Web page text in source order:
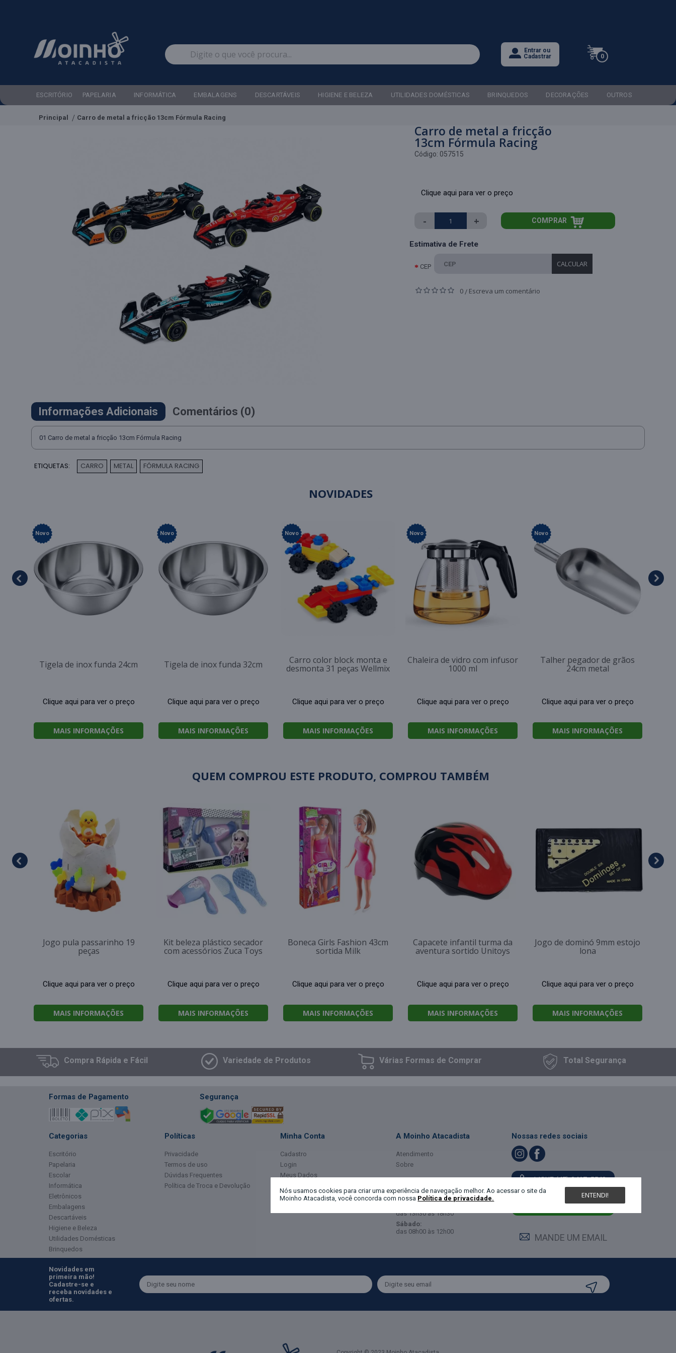
Entrar ou
Cadastrar
0
ESCRITÓRIO PAPELARIA INFORMÁTICA EMBALAGENS DESCARTÁVEIS HIGIENE E BELEZA UTILIDADES DOMÉSTICAS BRINQUEDOS DECORAÇÕES OUTROS
Principal Carro de metal a fricção 13cm Fórmula Racing
Carro de metal a fricção
13cm Fórmula Racing
Código: 057515
Clique aqui para ver o preço
- + COMPRAR
Estimativa de Frete
CEP CALCULAR
0 / Escreva um comentário
Informações Adicionais Comentários (0)
01 Carro de metal a fricção 13cm Fórmula Racing
ETIQUETAS: CARRO METAL FÓRMULA RACING
NOVIDADES
Novo
Tigela de inox funda 24cm
Clique aqui para ver o preço
MAIS INFORMAÇÕES
Novo
Tigela de inox funda 32cm
Clique aqui para ver o preço
MAIS INFORMAÇÕES
Novo
Carro color block monta e
desmonta 31 peças Wellmix
Clique aqui para ver o preço
MAIS INFORMAÇÕES
Novo
Chaleira de vidro com infusor
1000 ml
Clique aqui para ver o preço
MAIS INFORMAÇÕES
Novo
Talher pegador de grãos
24cm metal
Clique aqui para ver o preço
MAIS INFORMAÇÕES
QUEM COMPROU ESTE PRODUTO, COMPROU TAMBÉM
Jogo pula passarinho 19
peças
Clique aqui para ver o preço
MAIS INFORMAÇÕES
Kit beleza plástico secador
com acessórios Zuca Toys
Clique aqui para ver o preço
MAIS INFORMAÇÕES
Boneca Girls Fashion 43cm
sortida Milk
Clique aqui para ver o preço
MAIS INFORMAÇÕES
Capacete infantil turma da
aventura sortido Unitoys
Clique aqui para ver o preço
MAIS INFORMAÇÕES
Jogo de dominó 9mm estojo
lona
Clique aqui para ver o preço
MAIS INFORMAÇÕES
Compra Rápida e Fácil Variedade de Produtos Várias Formas de Comprar Total Segurança
Nós usamos cookies para criar uma experiência de navegação melhor. Ao acessar o site da
Moinho Atacadista, você concorda com nossa Política de privacidade. ENTENDI!
Formas de Pagamento Segurança
Categorias
Escritório
Papelaria
Escolar
Informática
Eletrônicos
Embalagens
Descartáveis
Higiene e Beleza
Utilidades Domésticas
Brinquedos
Políticas
Privacidade
Termos de uso
Dúvidas Frequentes
Política de Troca e Devolução
Minha Conta
Cadastro
Login
Meus Dados
A Moinho Atacadista
Atendimento
Sobre
Horário de Atendimento
Segunda a Sexta-feira:
das 13h30 às 18h30
Sábado:
das 08h00 às 12h00
Nossas redes sociais
LIGUE (47) 3467-5540
MANDE UM EMAIL
Novidades em
primeira mão!
Cadastre-se e
receba novidades e
ofertas.